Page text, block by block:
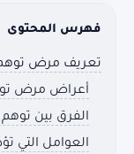
فهرس المحتوى
تعريف مرض
أعراض مرض
الفرق بين
العوامل التي